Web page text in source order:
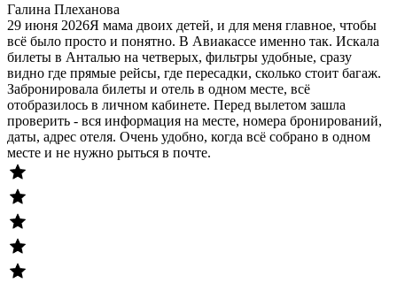
Галина Плеханова
29 июня 2026Я мама двоих детей, и для меня главное, чтобы
всё было просто и понятно. В Авиакассе именно так. Искала
билеты в Анталью на четверых, фильтры удобные, сразу
видно где прямые рейсы, где пересадки, сколько стоит багаж.
Забронировала билеты и отель в одном месте, всё
отобразилось в личном кабинете. Перед вылетом зашла
проверить - вся информация на месте, номера бронирований,
даты, адрес отеля. Очень удобно, когда всё собрано в одном
месте и не нужно рыться в почте.